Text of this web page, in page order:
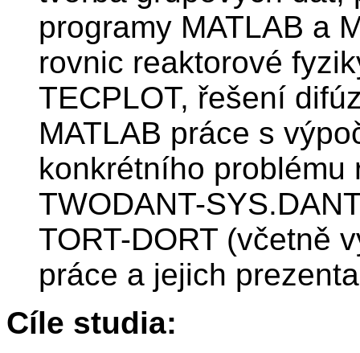
programy MATLAB a
rovnic reaktorové
TECPLOT, řešení
MATLAB práce s
konkrétního problému
TWODANT-
TORT-DORT (včetně
práce a jejich
Cíle studia: